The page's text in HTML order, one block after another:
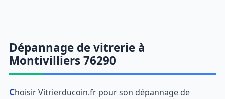
Dépannage de vitrerie à
Montivilliers 76290
Choisir Vitrierducoin.fr pour son dépannage de